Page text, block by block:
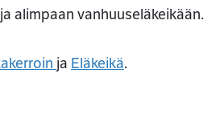
alimpaan vanhuuseläkeikään.
ja Eläkeikä.